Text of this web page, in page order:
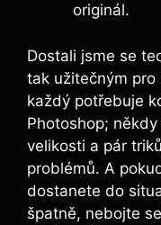
originál.
Dostali jsme se
tak užitečným
každý potřebuje
Photoshop;
velikosti a pár
problémů. A
dostanete do
špatně, nebojte